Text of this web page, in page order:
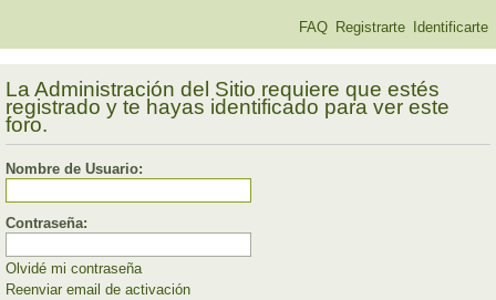
FAQ Registrarte Identificarte
La Administración del Sitio requiere que estés
registrado y te hayas identificado para ver este
foro.
Nombre de Usuario:
Contraseña:
Olvidé mi contraseña
Reenviar email de activación